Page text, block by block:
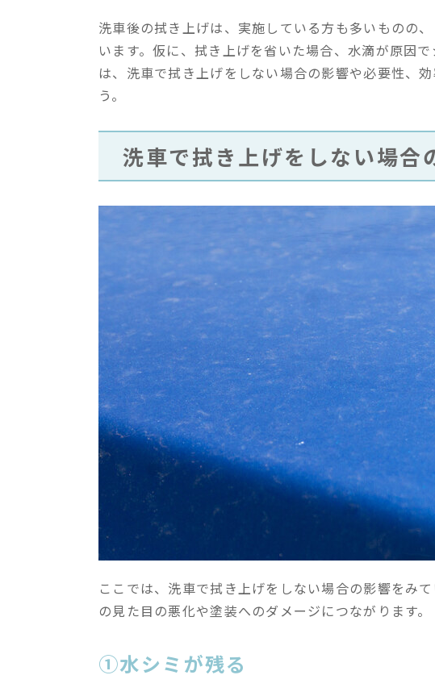
洗車後の拭き上げは、実施している方も多いものの
います。仮に、拭き上げを省いた場合、水滴が原因
は、洗車で拭き上げをしない場合の影響や必要性、
う。
洗車で拭き上げをしない場合
ここでは、洗車で拭き上げをしない場合の影響をみ
の見た目の悪化や塗装へのダメージにつながります。
①水シミが残る